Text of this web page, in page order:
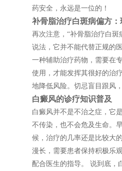
药安全，永远是一位的！
补骨脂治疗白斑病偏方
再次注意，“补骨脂治疗白斑
说法，它并不能代替正规的
一种辅助治疗药物，需要在
使用，才能发挥其很好的治
地降低风险。切忌盲目跟风
白癜风的诊疗知识普及
白癜风并不是不治之症，它
不传染，也不会危及生命。
候，治疗的几率还是比较大
漫长，需要患者保持积极乐
配合医生的指导。 说到底，